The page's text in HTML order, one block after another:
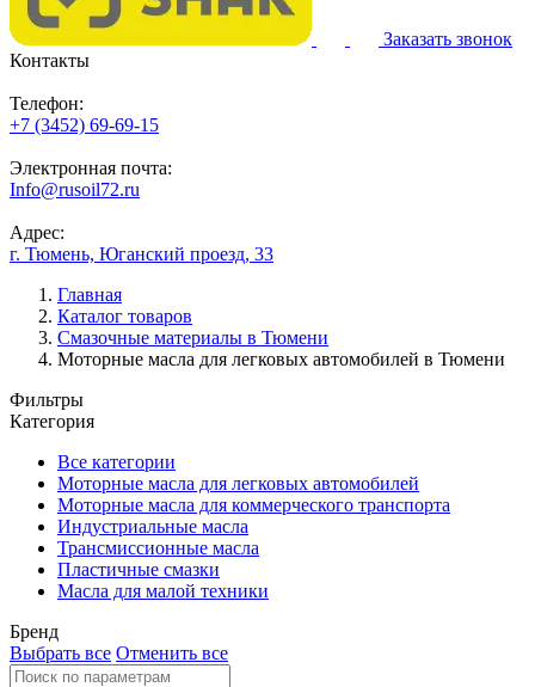
Заказать звонок
Контакты
Телефон:
+7 (3452) 69-69-15
Электронная почта:
Info@rusoil72.ru
Адрес:
г. Тюмень, Юганский проезд, 33
Главная
Каталог товаров
Смазочные материалы в Тюмени
Моторные масла для легковых автомобилей в Тюмени
Фильтры
Категория
Все категории
Моторные масла для легковых автомобилей
Моторные масла для коммерческого транспорта
Индустриальные масла
Трансмиссионные масла
Пластичные смазки
Масла для малой техники
Бренд
Выбрать все Отменить все